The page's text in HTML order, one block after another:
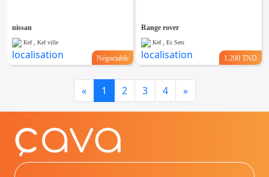
nissan
Kef , Kef ville
Négociable
Range rover
Kef , Es Sers
1.200 TND
«Previous
1 2 3 4 »Next